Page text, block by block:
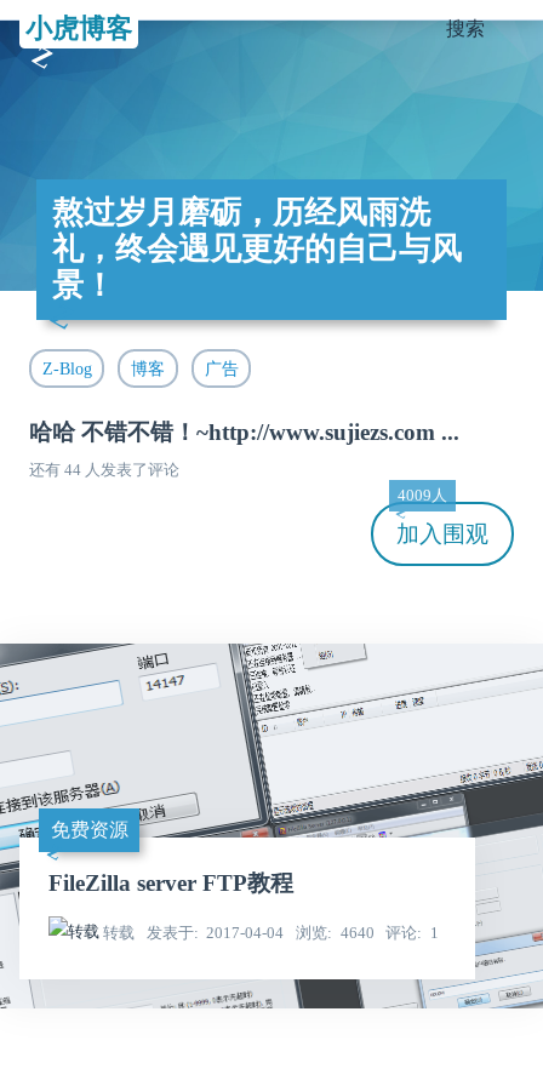
小虎博客 搜索
熬过岁月磨砺，历经风雨洗
礼，终会遇见更好的自己与风
景！
Z-Blog 博客 广告
哈哈 不错不错！~http://www.sujiezs.com ...
还有 44 人发表了评论
加入
4009人
围观
免费资源
FileZilla server FTP教程
转载 发表于 2017-04-04 浏览 4640 评论 1